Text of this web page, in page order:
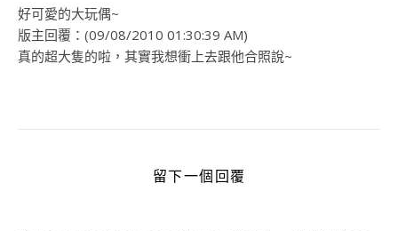
好可愛的大玩偶~
版主回覆：(09/08/2010 01:30:39 AM)
真的超大隻的啦，其實我想衝上去跟他合照說~
留下一個回覆